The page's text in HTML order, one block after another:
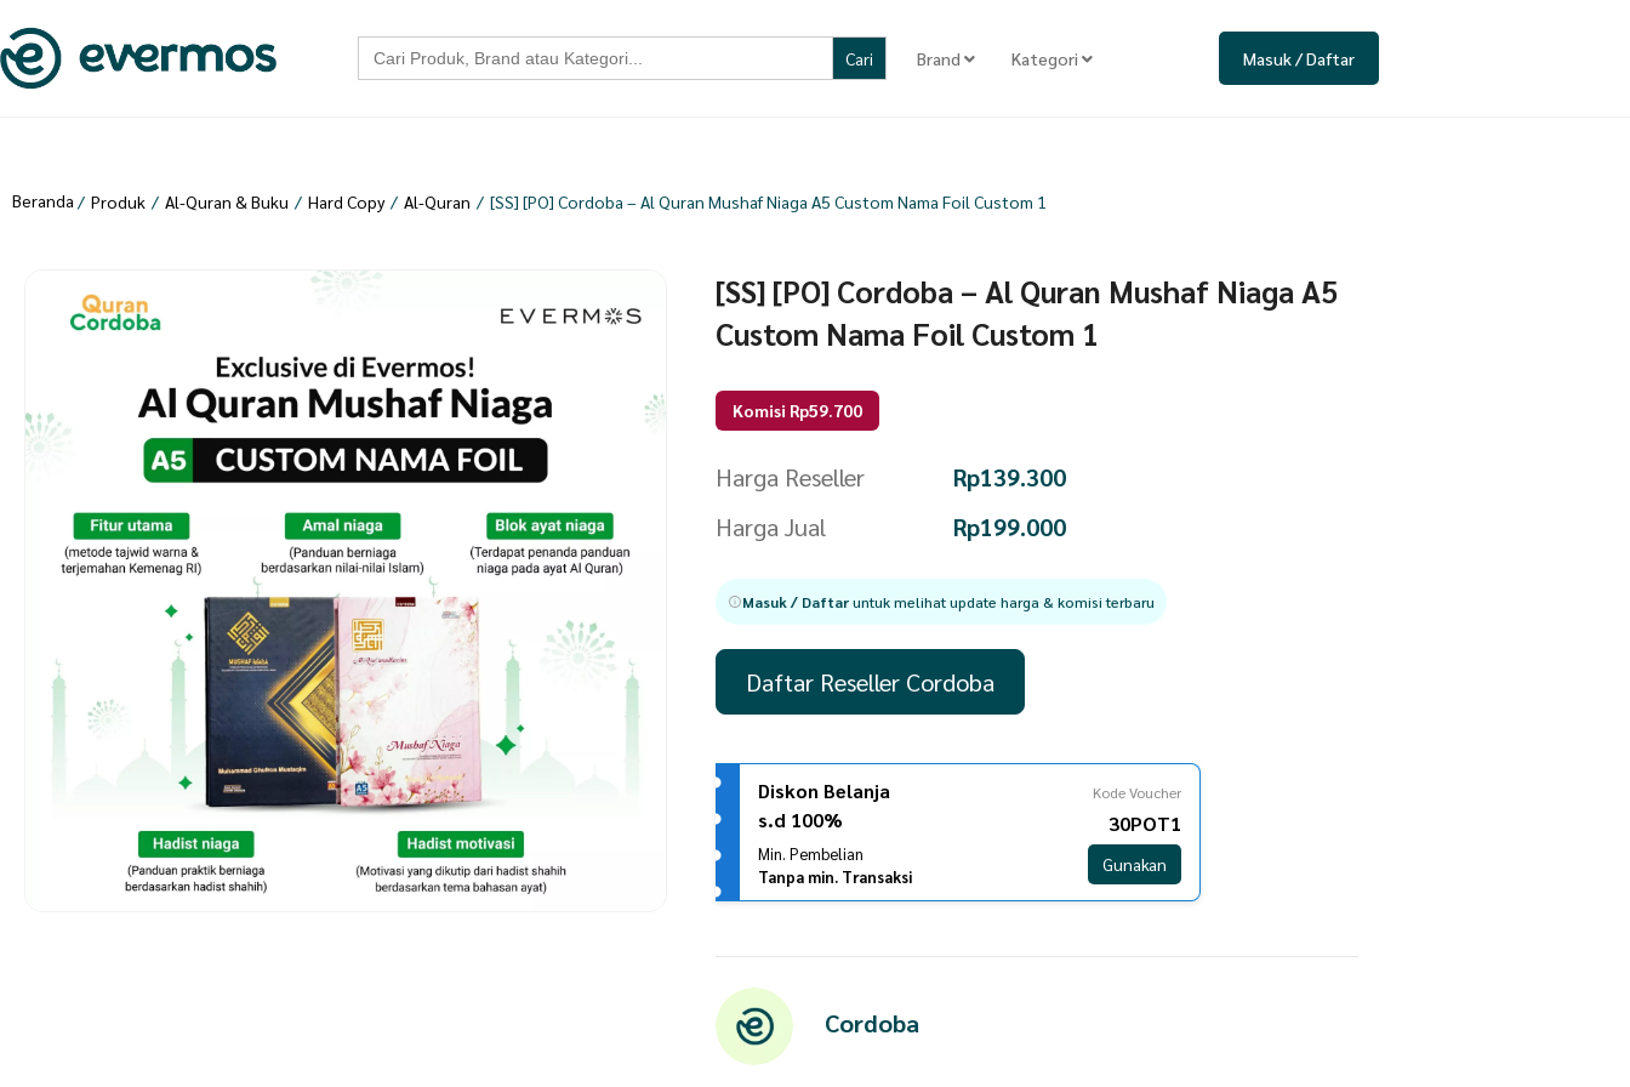
Search
for: Brand Kategori Masuk / Daftar
Beranda / Produk / Al-Quran & Buku / Hard Copy / Al-Quran / [SS] [PO] Cordoba – Al Quran Mushaf Niaga A5 Custom Nama Foil Custom 1
[SS] [PO] Cordoba – Al Quran Mushaf Niaga A5
Custom Nama Foil Custom 1
Komisi Rp59.700
Harga Reseller Rp139.300
Harga Jual
Rp199.000
Masuk / Daftaruntuk melihat update harga & komisi terbaru
Daftar Reseller Cordoba
Diskon Belanja
s.d 100%
Min. Pembelian
Tanpa min. Transaksi
Kode Voucher
30POT1
Gunakan
Cordoba